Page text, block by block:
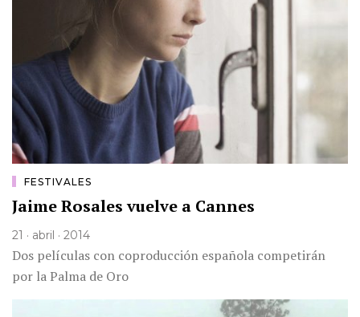
FESTIVALES
Jaime Rosales vuelve a Cannes
21 · abril · 2014
Dos películas con coproducción española competirán
por la Palma de Oro